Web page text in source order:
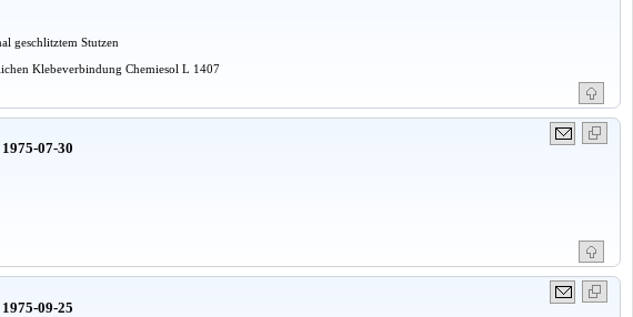
geschlitztem Stutzen
Klebeverbindung Chemiesol L 1407
1975-07-30
1975-09-25